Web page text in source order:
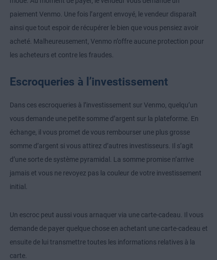
paiement Venmo. Une fois l’argent envoyé, le vendeur disparaît
ainsi que tout espoir de récupérer le bien que vous pensiez avoir
acheté. Malheureusement, Venmo n’offre aucune protection pour
les acheteurs et contre les fraudes.
Escroqueries à l’investissement
Dans ces escroqueries à l’investissement sur Venmo, quelqu’un
vous demande une petite somme d’argent sur la plateforme. En
échange, il vous promet de vous rembourser une plus grosse
somme d’argent si vous attirez d’autres investisseurs. Il s’agit
d’une sorte de système pyramidal. La somme promise n’arrive
jamais et vous ne revoyez pas la couleur de votre investissement
initial.
Un escroc peut aussi vous arnaquer via une carte-cadeau. Il vous
demande de payer quelque chose en achetant une carte-cadeau et
ensuite de lui transmettre toutes les informations relatives à la
carte.